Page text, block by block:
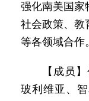
强化南美国家
社会政策、教
等各领域合作。
【成员
玻利维亚、